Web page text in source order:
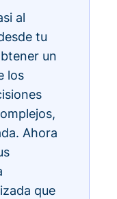
al
tu
un
los
Ahora
que